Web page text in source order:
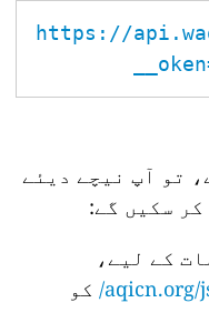
https://
تو آپ نیچے دیئے
سکیں گے:
aqicn.org/ کو